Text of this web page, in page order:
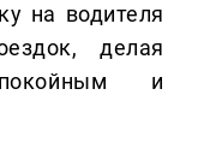
на водителя
делая
и